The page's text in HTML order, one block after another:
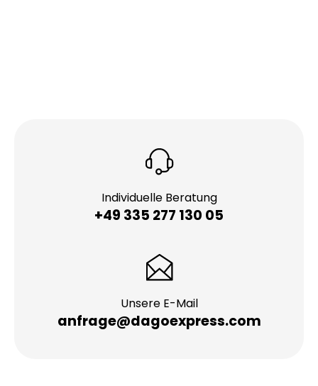
Individuelle Beratung
+49 335 277 130 05
Unsere E-Mail
anfrage@dagoexpress.com